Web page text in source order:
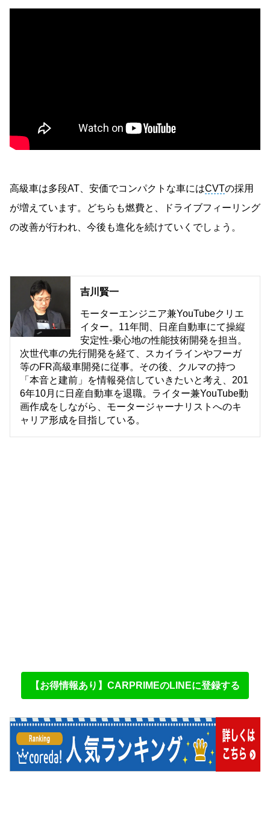
高級車は多段AT、安価でコンパクトな車にはCVTの採用
が増えています。どちらも燃費と、ドライブフィーリング
の改善が行われ、今後も進化を続けていくでしょう。
吉川賢一
モーターエンジニア兼YouTubeクリエ
イター。11年間、日産自動車にて操縦
安定性-乗心地の性能技術開発を担当。
次世代車の先行開発を経て、スカイラインやフーガ
等のFR高級車開発に従事。その後、クルマの持つ
「本音と建前」を情報発信していきたいと考え、201
6年10月に日産自動車を退職。ライター兼YouTube動
画作成をしながら、モータージャーナリストへのキ
ャリア形成を目指している。
【お得情報あり】CARPRIMEのLINEに登録する